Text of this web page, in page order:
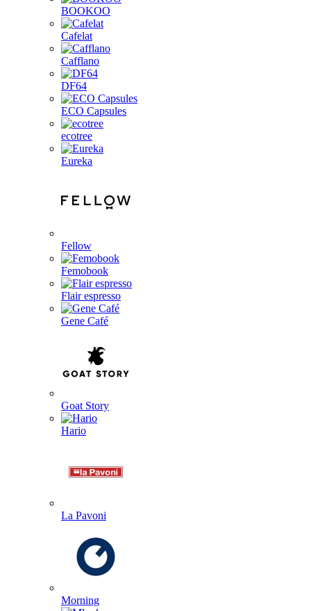
BOOKOO
Cafelat
Cafflano
DF64
ECO Capsules
ecotree
Eureka
Fellow
Femobook
Flair espresso
Gene Café
Goat Story
Hario
La Pavoni
Morning